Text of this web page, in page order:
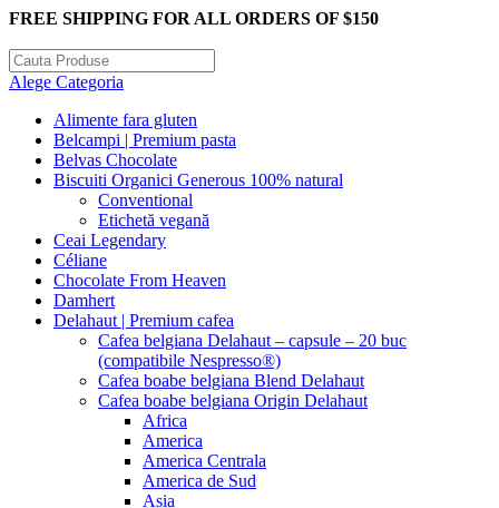
FREE SHIPPING FOR ALL ORDERS OF $150
Alege Categoria
Alimente fara gluten
Belcampi | Premium pasta
Belvas Chocolate
Biscuiti Organici Generous 100% natural
Conventional
Etichetă vegană
Ceai Legendary
Céliane
Chocolate From Heaven
Damhert
Delahaut | Premium cafea
Cafea belgiana Delahaut – capsule – 20 buc
(compatibile Nespresso®)
Cafea boabe belgiana Blend Delahaut
Cafea boabe belgiana Origin Delahaut
Africa
America
America Centrala
America de Sud
Asia